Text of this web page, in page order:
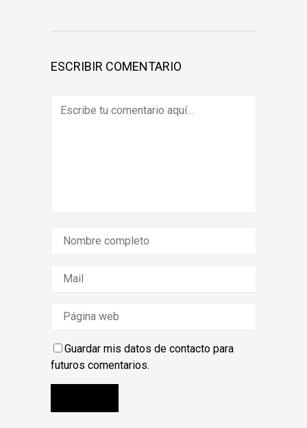
ESCRIBIR COMENTARIO
Guardar mis datos de contacto para
futuros comentarios.